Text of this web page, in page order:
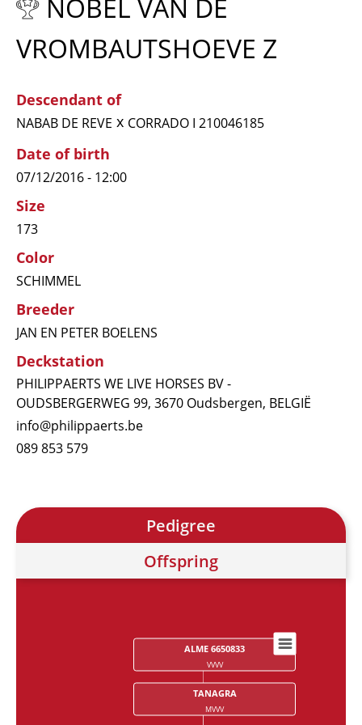
NOBEL VAN DE
VROMBAUTSHOEVE Z
Descendant of
NABAB DE REVE x CORRADO I 210046185
Date of birth
07/12/2016 - 12:00
Size
173
Color
SCHIMMEL
Breeder
JAN EN PETER BOELENS
Deckstation
PHILIPPAERTS WE LIVE HORSES BV -
OUDSBERGERWEG 99, 3670 Oudsbergen, BELGIË
info@philippaerts.be
089 853 579
Pedigree
Offspring
Chart with 28 data points.
ALME 6650833
VVVV
TANAGRA
MVVV